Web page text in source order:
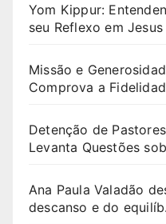
Yom Kippur:
seu Reflexo em Jesus
Missão e
Comprova a
Detenção de
Levanta Questões
Ana Paula Valadão
descanso e do